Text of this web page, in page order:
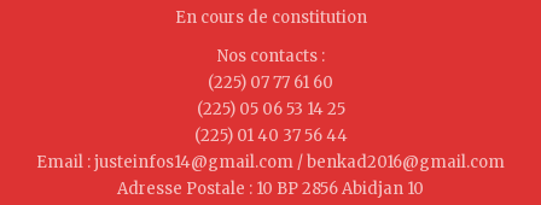
En cours de constitution
Nos contacts :
(225) 07 77 61 60
(225) 05 06 53 14 25
(225) 01 40 37 56 44
Email : justeinfos14@gmail.com / benkad2016@gmail.com
Adresse Postale : 10 BP 2856 Abidjan 10